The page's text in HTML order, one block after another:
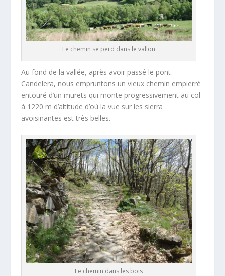
Le chemin se perd dans le vallon
Au fond de la vallée, après avoir passé le pont
Candelera, nous empruntons un vieux chemin empierré
entouré d’un murets qui monte progressivement au col
à 1220 m d’altitude d’où la vue sur les sierra
avoisinantes est très belles.
Le chemin dans les bois